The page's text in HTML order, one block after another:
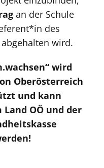
an der Schule
des
wird.
wird
Oberösterreich
und kann
OÖ und der